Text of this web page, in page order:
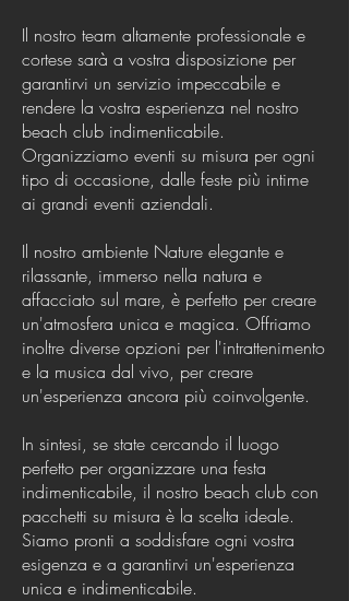
Il nostro team altamente professionale e
cortese sarà a vostra disposizione per
garantirvi un servizio impeccabile e
rendere la vostra esperienza nel nostro
beach club indimenticabile.
Organizziamo eventi su misura per ogni
tipo di occasione, dalle feste più intime
ai grandi eventi aziendali.
Il nostro ambiente Nature elegante e
rilassante, immerso nella natura e
affacciato sul mare, è perfetto per creare
un'atmosfera unica e magica. Offriamo
inoltre diverse opzioni per l'intrattenimento
e la musica dal vivo, per creare
un'esperienza ancora più coinvolgente.
In sintesi, se state cercando il luogo
perfetto per organizzare una festa
indimenticabile, il nostro beach club con
pacchetti su misura è la scelta ideale.
Siamo pronti a soddisfare ogni vostra
esigenza e a garantirvi un'esperienza
unica e indimenticabile.